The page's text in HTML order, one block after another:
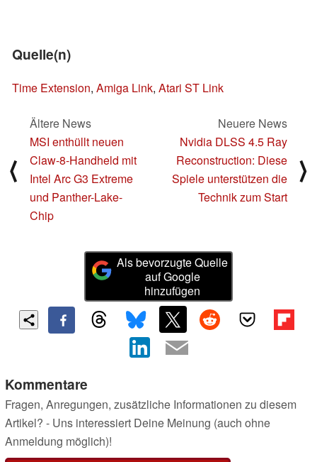
Quelle(n)
Time Extension, Amiga Link, Atari ST Link
⟨
Ältere News
MSI enthüllt neuen
Claw-8-Handheld mit
Intel Arc G3 Extreme
und Panther-Lake-
Chip
Neuere News
Nvidia DLSS 4.5 Ray
Reconstruction: Diese
Spiele unterstützen die
Technik zum Start
⟩
Als bevorzugte Quelle
auf Google
hinzufügen
Kommentare
Fragen, Anregungen, zusätzliche Informationen zu diesem
Artikel? - Uns interessiert Deine Meinung (auch ohne
Anmeldung möglich)!